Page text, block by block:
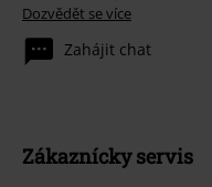
Dozvědět se více
Zahájit chat
Zákaznícky servis